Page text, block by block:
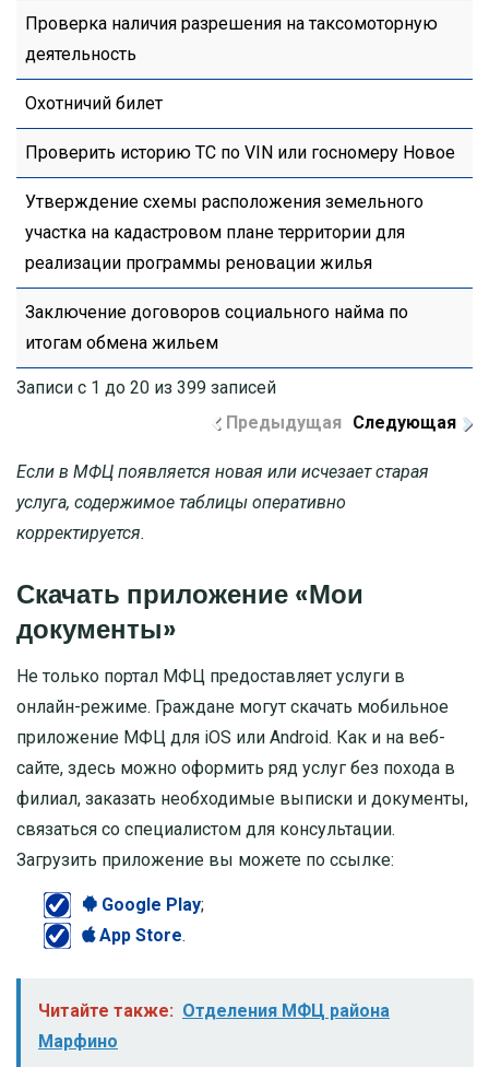
Проверка наличия разрешения на таксомоторную
деятельность
Охотничий билет
Проверить историю ТС по VIN или госномеру Новое
Утверждение схемы расположения земельного
участка на кадастровом плане территории для
реализации программы реновации жилья
Заключение договоров социального найма по
итогам обмена жильем
Записи с 1 до 20 из 399 записей
Предыдущая Следующая
Если в МФЦ появляется новая или исчезает старая
услуга, содержимое таблицы оперативно
корректируется.
Скачать приложение «Мои
документы»
Не только портал МФЦ предоставляет услуги в
онлайн-режиме. Граждане могут скачать мобильное
приложение МФЦ для iOS или Android. Как и на веб-
сайте, здесь можно оформить ряд услуг без похода в
филиал, заказать необходимые выписки и документы,
связаться со специалистом для консультации.
Загрузить приложение вы можете по ссылке:
Google Play;
App Store.
Читайте также: Отделения МФЦ района
Марфино